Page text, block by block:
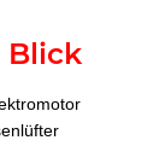
Blick